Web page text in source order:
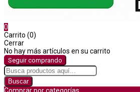
0
Carrito (0)
Cerrar
No hay más artículos en su carrito
Seguir comprando
Buscar